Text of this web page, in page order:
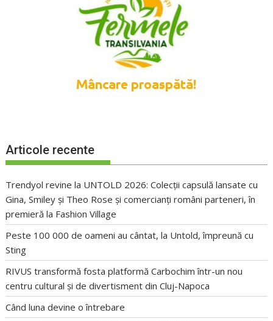
Articole recente
Trendyol revine la UNTOLD 2026: Colecții capsulă lansate cu
Gina, Smiley și Theo Rose și comercianți români parteneri, în
premieră la Fashion Village
Peste 100 000 de oameni au cântat, la Untold, împreună cu
Sting
RIVUS transformă fosta platformă Carbochim într-un nou
centru cultural și de divertisment din Cluj-Napoca
Când luna devine o întrebare